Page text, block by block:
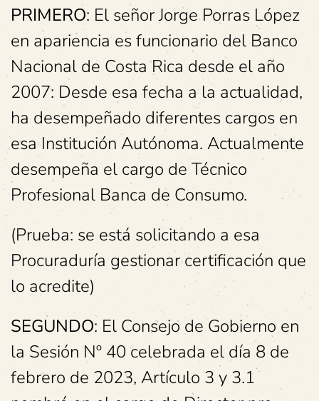
PRIMERO: El señor Jorge Porras López
en apariencia es funcionario del Banco
Nacional de Costa Rica desde el año
2007: Desde esa fecha a la actualidad,
ha desempeñado diferentes cargos en
esa Institución Autónoma. Actualmente
desempeña el cargo de Técnico
Profesional Banca de Consumo.
(Prueba: se está solicitando a esa
Procuraduría gestionar certificación que
lo acredite)
SEGUNDO: El Consejo de Gobierno en
la Sesión Nº 40 celebrada el día 8 de
febrero de 2023, Artículo 3 y 3.1